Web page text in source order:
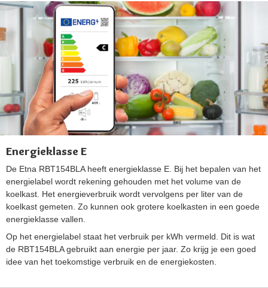
Energieklasse E
De Etna RBT154BLA heeft energieklasse E. Bij het bepalen van het
energielabel wordt rekening gehouden met het volume van de
koelkast. Het energieverbruik wordt vervolgens per liter van de
koelkast gemeten. Zo kunnen ook grotere koelkasten in een goede
energieklasse vallen.
Op het energielabel staat het verbruik per kWh vermeld. Dit is wat
de RBT154BLA gebruikt aan energie per jaar. Zo krijg je een goed
idee van het toekomstige verbruik en de energiekosten.